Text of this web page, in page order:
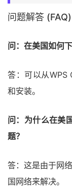
问题解答 (FAQ)
问：在美国如何
答：可以从WPS
和安装。
问：为什么在美
题？
答：这是由于网
国网络来解决。